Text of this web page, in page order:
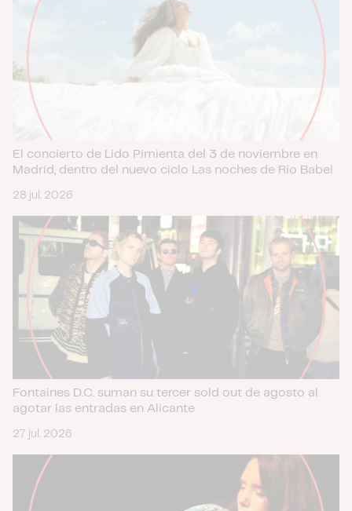
El concierto de Lido Pimienta del 3 de noviembre en
Madrid, dentro del nuevo ciclo Las noches de Río Babel
28 jul. 2026
Fontaines D.C. suman su tercer sold out de agosto al
agotar las entradas en Alicante
27 jul. 2026